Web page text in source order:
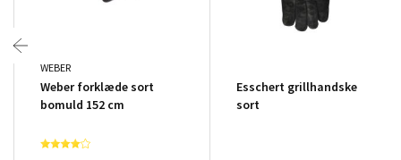
WEBER
Weber forklæde sort
bomuld 152 cm
Esschert grillhandske
sort